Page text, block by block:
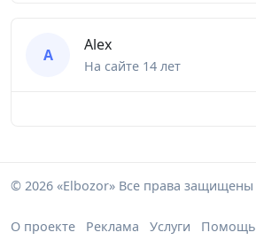
A
Alex
На сайте 14 лет
© 2026 «Elbozor» Все права защищены
О проекте Реклама Услуги Помощь